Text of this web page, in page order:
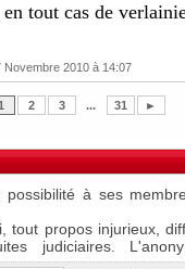
tout cas de
2010 à 14:07
2 3 ... 31 ►